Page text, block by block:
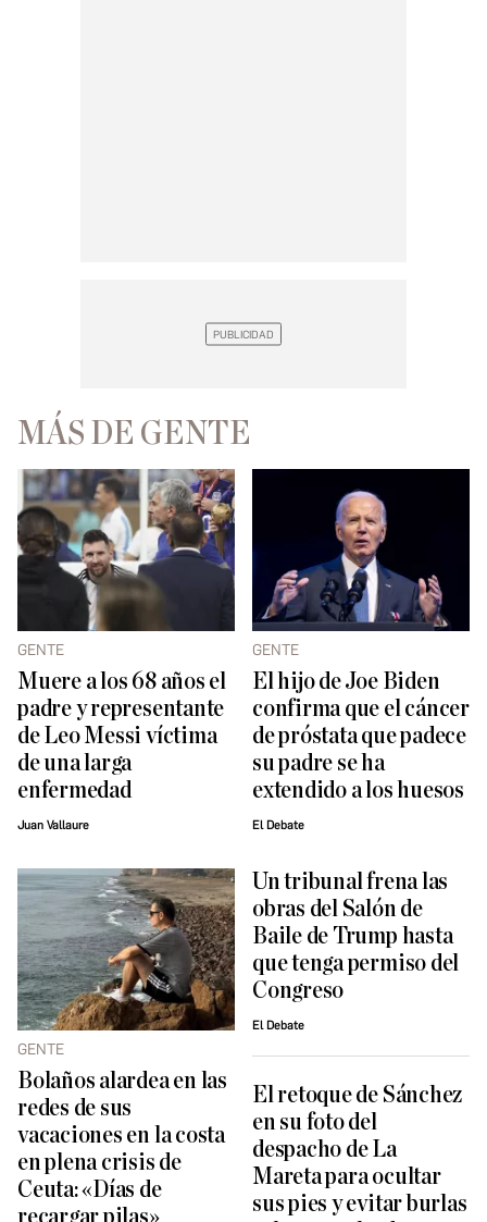
MÁS DE GENTE
GENTE
Muere a los 68 años el
padre y representante
de Leo Messi víctima
de una larga
enfermedad
Juan Vallaure
GENTE
El hijo de Joe Biden
confirma que el cáncer
de próstata que padece
su padre se ha
extendido a los huesos
El Debate
GENTE
Bolaños alardea en las
redes de sus
vacaciones en la costa
en plena crisis de
Ceuta: «Días de
Un tribunal frena las
obras del Salón de
Baile de Trump hasta
que tenga permiso del
Congreso
El Debate
El retoque de Sánchez
en su foto del
despacho de La
Mareta para ocultar
sus pies y evitar burlas